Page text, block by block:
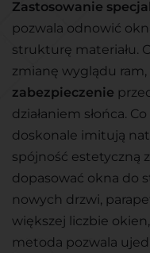
Zastosowanie
pozwala odnowić
strukturę materiału.
zmianę wyglądu
zabezpieczenie
działaniem słońca.
doskonale imitują
spójność estetyczną
dopasować okna do
nowych drzwi,
większej liczbie
metoda pozwala